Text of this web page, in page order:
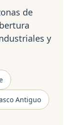
de
y
Antiguo